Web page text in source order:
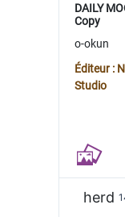
DAILY
Copy
o-okun
Éditeur :
Studio
herd